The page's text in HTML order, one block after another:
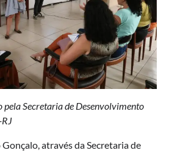
pela Secretaria de Desenvolvimento
através da Secretaria de